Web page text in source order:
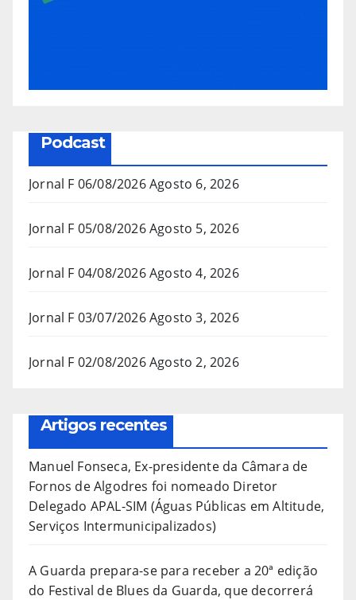
Podcast
Jornal F 06/08/2026Agosto 6, 2026
Jornal F 05/08/2026Agosto 5, 2026
Jornal F 04/08/2026Agosto 4, 2026
Jornal F 03/07/2026Agosto 3, 2026
Jornal F 02/08/2026Agosto 2, 2026
Artigos recentes
Manuel Fonseca, Ex-presidente da Câmara de
Fornos de Algodres foi nomeado Diretor
Delegado APAL-SIM (Águas Públicas em Altitude,
Serviços Intermunicipalizados)
A Guarda prepara-se para receber a 20ª edição
do Festival de Blues da Guarda, que decorrerá